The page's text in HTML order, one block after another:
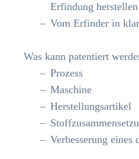
Erfindung
Vom Erfinder in
Was kann patentiert
Prozess
Maschine
Herstellungsartikel
Verbesserung eines